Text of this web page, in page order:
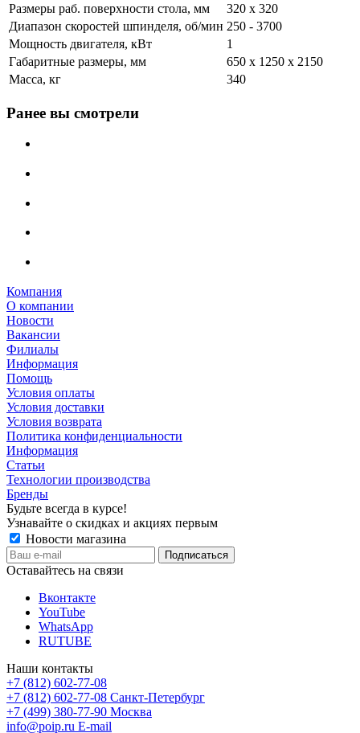
Размеры раб. поверхности стола, мм
320 x 320
Диапазон скоростей шпинделя, об/мин 250 - 3700
Мощность двигателя, кВт
1
Габаритные размеры, мм
650 x 1250 x 2150
Масса, кг
340
Ранее вы смотрели
Компания
О компании
Новости
Вакансии
Филиалы
Информация
Помощь
Условия оплаты
Условия доставки
Условия возврата
Политика конфиденциальности
Информация
Статьи
Технологии производства
Бренды
Будьте всегда в курсе!
Узнавайте о скидках и акциях первым
Новости магазина
Оставайтесь на связи
Вконтакте
YouTube
WhatsApp
RUTUBE
Наши контакты
+7 (812) 602-77-08
+7 (812) 602-77-08 Санкт-Петербург
+7 (499) 380-77-90 Москва
info@poip.ru E-mail